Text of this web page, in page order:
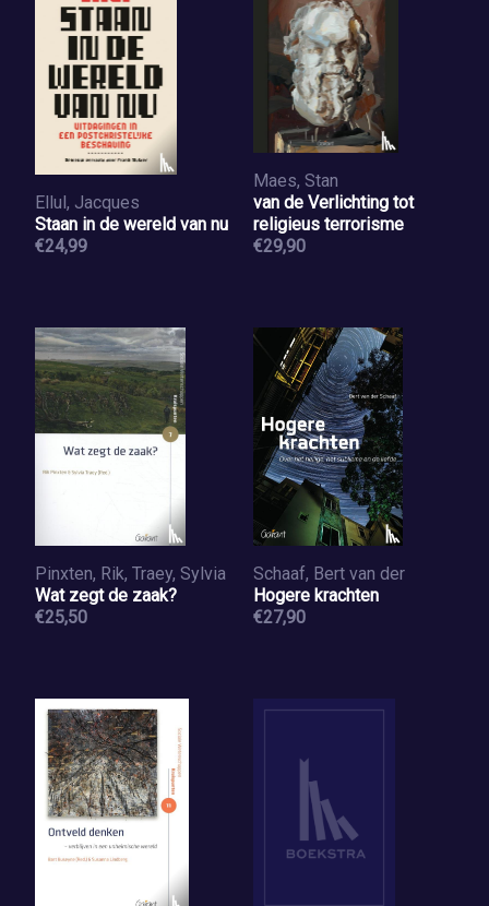
Ellul, Jacques
Staan in de wereld van nu
€24,99
Maes, Stan
van de Verlichting tot
religieus terrorisme
€29,90
Pinxten, Rik, Traey, Sylvia
Wat zegt de zaak?
€25,50
Schaaf, Bert van der
Hogere krachten
€27,90